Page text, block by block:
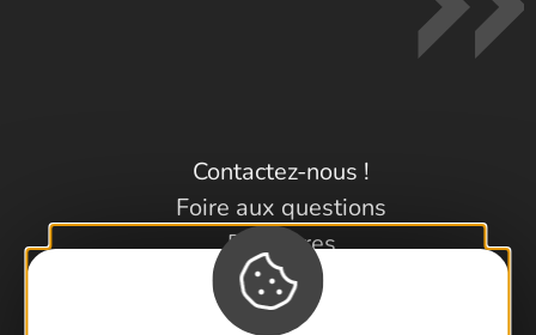
Contactez-nous !
Foire aux questions
Brochures
Cartoguides et Topoguides
Latitude Gard